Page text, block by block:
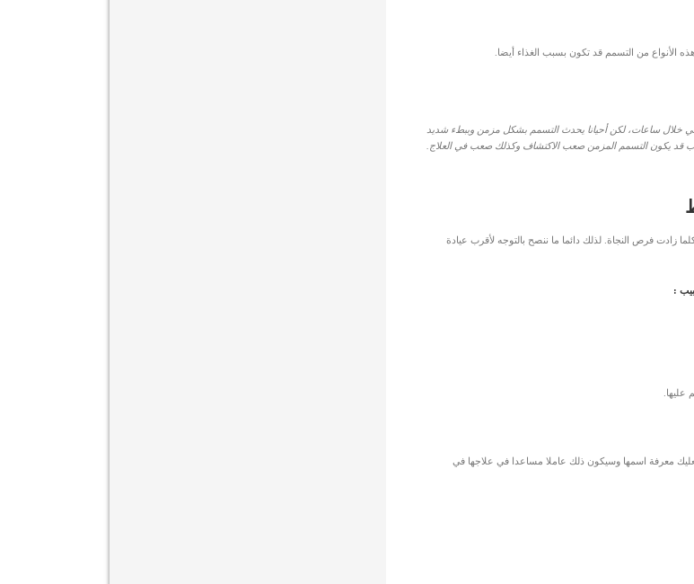
الأنواع من التسمم قد تكون بسبب الغذاء أيضا.
خلال ساعات، لكن أحيانا يحدث التسمم بشكل مزمن وببطء شديد
قد يكون التسمم المزمن صعب الاكتشاف وكذلك صعب في العلاج.
فرص النجاة. لذلك دائما ما ننصح بالتوجه لأقرب عيادة
:
معرفة اسمها وسيكون ذلك عاملا مساعدا في علاجها في